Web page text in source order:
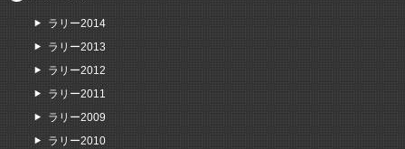
ラリー2014
ラリー2013
ラリー2012
ラリー2011
ラリー2009
ラリー2010